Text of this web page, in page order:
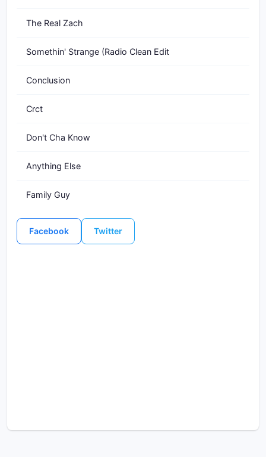
The Real Zach
Somethin' Strange (Radio Clean Edit
Conclusion
Crct
Don't Cha Know
Anything Else
Family Guy
Facebook Twitter